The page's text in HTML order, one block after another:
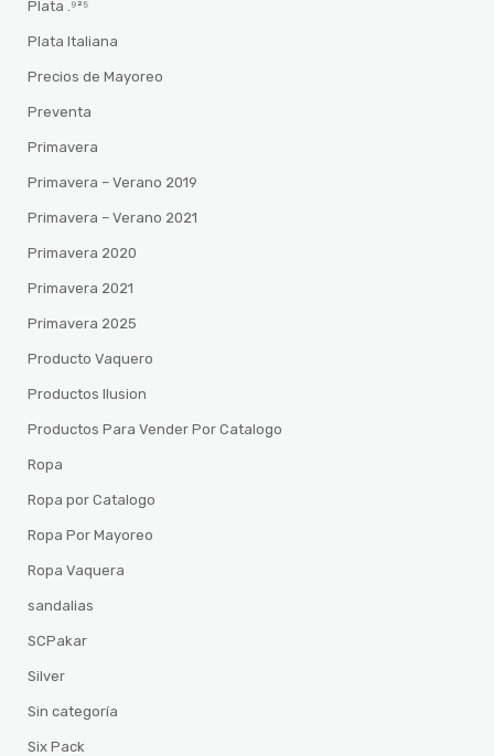
Plata .⁹²⁵
Plata Italiana
Precios de Mayoreo
Preventa
Primavera
Primavera – Verano 2019
Primavera – Verano 2021
Primavera 2020
Primavera 2021
Primavera 2025
Producto Vaquero
Productos Ilusion
Productos Para Vender Por Catalogo
Ropa
Ropa por Catalogo
Ropa Por Mayoreo
Ropa Vaquera
sandalias
SCPakar
Silver
Sin categoría
Six Pack